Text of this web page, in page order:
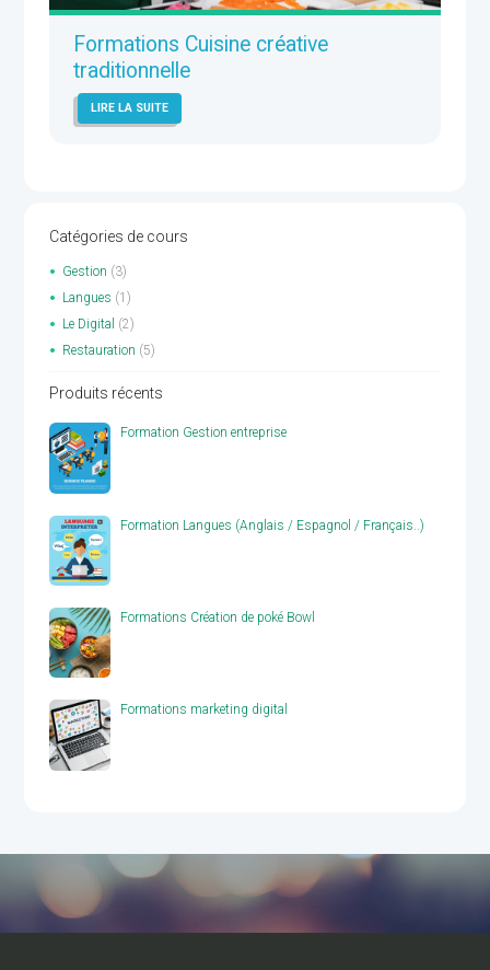
Formations Cuisine créative
traditionnelle
LIRE LA SUITE
Catégories de cours
Gestion (3)
Langues (1)
Le Digital (2)
Restauration (5)
Produits récents
Formation Gestion entreprise
Formation Langues (Anglais / Espagnol / Français..)
Formations Création de poké Bowl
Formations marketing digital